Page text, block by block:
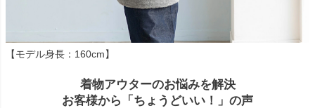
【モデル身長：160cm】
着物アウターのお悩みを解決
お客様から「ちょうどいい！」の声